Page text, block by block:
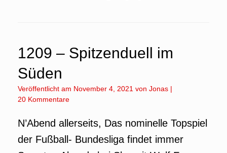
1209 – Spitzenduell im
Süden
Veröffentlicht am November 4, 2021 von Jonas |
20 Kommentare
N’Abend allerseits, Das nominelle Topspiel
der Fußball- Bundesliga findet immer